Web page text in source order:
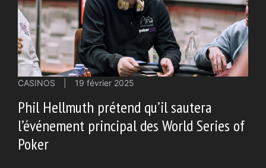
CASINOS 19 février 2025
Phil Hellmuth prétend qu’il sautera
l’événement principal des World Series of
Poker